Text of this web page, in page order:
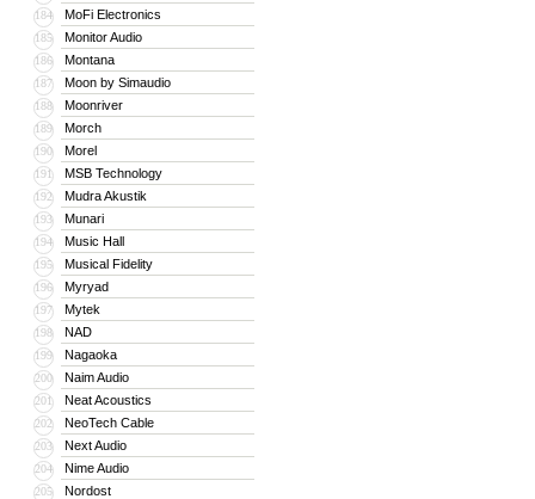
184 MoFi Electronics
185 Monitor Audio
186 Montana
187 Moon by Simaudio
188 Moonriver
189 Morch
190 Morel
191 MSB Technology
192 Mudra Akustik
193 Munari
194 Music Hall
195 Musical Fidelity
196 Myryad
197 Mytek
198 NAD
199 Nagaoka
200 Naim Audio
201 Neat Acoustics
202 NeoTech Cable
203 Next Audio
204 Nime Audio
205 Nordost